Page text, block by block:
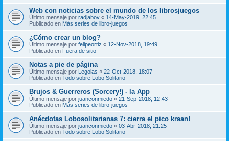
Web con noticias sobre el mundo de los librosjuegos
Último mensaje por radjabov « 14-May-2019, 22:45
Publicado en Más series de libro-juegos
¿Cómo crear un blog?
Último mensaje por felipeortiz « 12-Nov-2018, 19:49
Publicado en Fuera de sitio
Notas a pie de página
Último mensaje por Legolas « 22-Oct-2018, 18:07
Publicado en Todo sobre Lobo Solitario
Brujos & Guerreros (Sorcery!) - la App
Último mensaje por juanconmiedo « 21-Sep-2018, 12:43
Publicado en Más series de libro-juegos
Anécdotas Lobosolitarianas 7: cierra el pico kraan!
Último mensaje por juanconmiedo « 03-Abr-2018, 21:25
Publicado en Todo sobre Lobo Solitario